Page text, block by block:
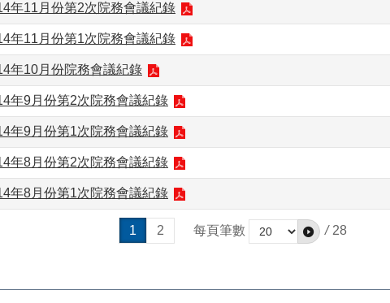
年11月份第2次院務會議紀錄
年11月份第1次院務會議紀錄
年10月份院務會議紀錄
年9月份第2次院務會議紀錄
年9月份第1次院務會議紀錄
年8月份第2次院務會議紀錄
年8月份第1次院務會議紀錄
1 2 每頁筆數 / 28